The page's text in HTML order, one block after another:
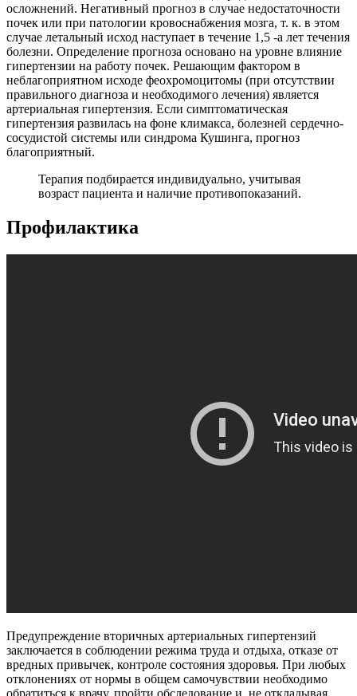
осложнений. Негативный прогноз в случае недостаточности
почек или при патологии кровоснабжения мозга, т. к. в этом
случае летальный исход наступает в течение 1,5 -а лет течения
болезни. Определение прогноза основано на уровне влияние
гипертензии на работу почек. Решающим фактором в
неблагоприятном исходе феохромоцитомы (при отсутствии
правильного диагноза и необходимого лечения) является
артериальная гипертензия. Если симптоматическая
гипертензия развилась на фоне климакса, болезней сердечно-
сосудистой системы или синдрома Кушинга, прогноз
благоприятный.
Терапия подбирается индивидуально, учитывая
возраст пациента и наличие противопоказаний.
Профилактика
Предупреждение вторичных артериальных гипертензий
заключается в соблюдении режима труда и отдыха, отказе от
вредных привычек, контроле состояния здоровья. При любых
отклонениях от нормы в общем самочувствии необходимо